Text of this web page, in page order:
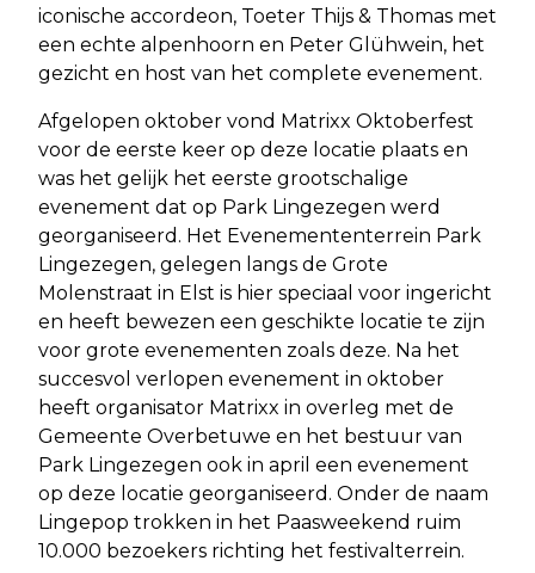
iconische accordeon, Toeter Thijs & Thomas met
een echte alpenhoorn en Peter Glühwein, het
gezicht en host van het complete evenement.
Afgelopen oktober vond Matrixx Oktoberfest
voor de eerste keer op deze locatie plaats en
was het gelijk het eerste grootschalige
evenement dat op Park Lingezegen werd
georganiseerd. Het Evenemententerrein Park
Lingezegen, gelegen langs de Grote
Molenstraat in Elst is hier speciaal voor ingericht
en heeft bewezen een geschikte locatie te zijn
voor grote evenementen zoals deze. Na het
succesvol verlopen evenement in oktober
heeft organisator Matrixx in overleg met de
Gemeente Overbetuwe en het bestuur van
Park Lingezegen ook in april een evenement
op deze locatie georganiseerd. Onder de naam
Lingepop trokken in het Paasweekend ruim
10.000 bezoekers richting het festivalterrein.